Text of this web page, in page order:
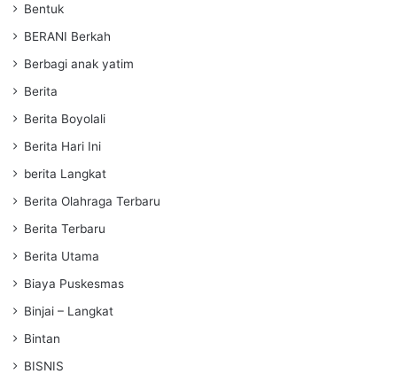
Bentuk
BERANI Berkah
Berbagi anak yatim
Berita
Berita Boyolali
Berita Hari Ini
berita Langkat
Berita Olahraga Terbaru
Berita Terbaru
Berita Utama
Biaya Puskesmas
Binjai – Langkat
Bintan
BISNIS